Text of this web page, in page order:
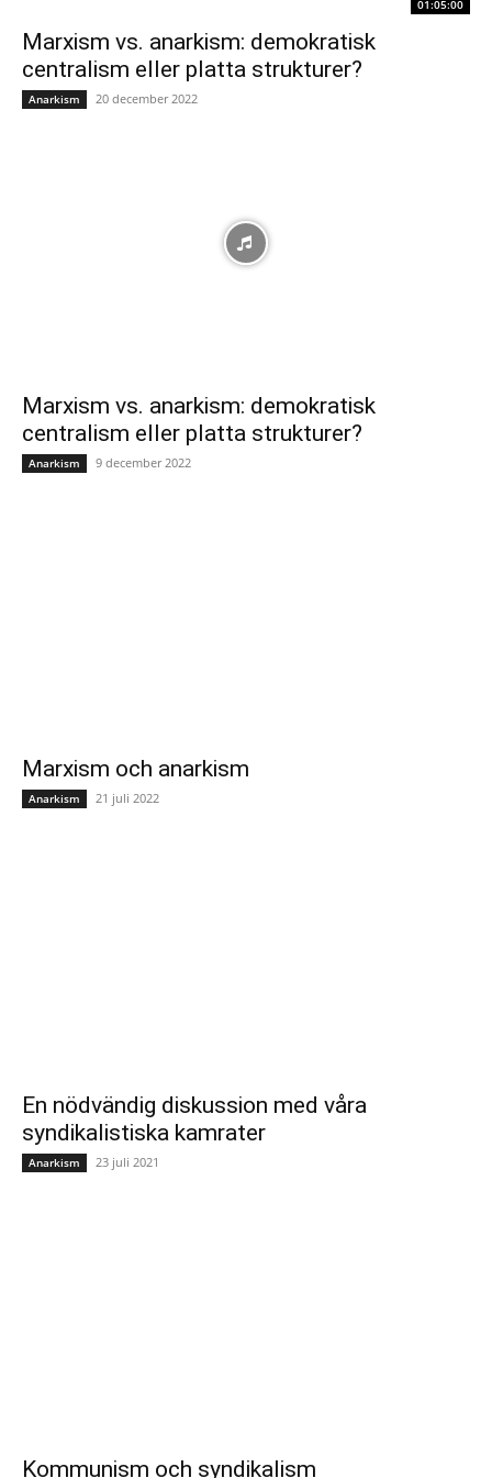
01:05:00
Marxism vs. anarkism: demokratisk
centralism eller platta strukturer?
Anarkism 20 december 2022
Marxism vs. anarkism: demokratisk
centralism eller platta strukturer?
Anarkism 9 december 2022
Marxism och anarkism
Anarkism 21 juli 2022
En nödvändig diskussion med våra
syndikalistiska kamrater
Anarkism 23 juli 2021
Kommunism och syndikalism